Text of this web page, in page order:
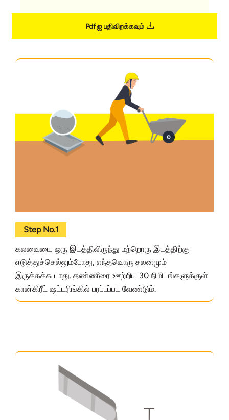
Pdf ஐ பதிவிறக்கவும்
Step No.1
கலவையை ஒரு இடத்திலிருந்து மற்றொரு இடத்திற்கு
எடுத்துச்செல்லும்போது, எந்தவொரு சலனமும்
இருக்கக்கூடாது. தண்ணீரை ஊற்றிய 30 நிமிடங்களுக்குள்
கான்கிரீட் ஷட்டரிங்கில் பரப்பப்பட வேண்டும்.